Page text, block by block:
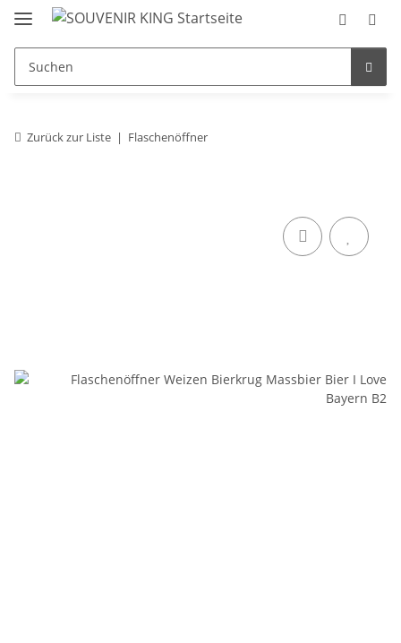
Zurück zur Liste Flaschenöffner